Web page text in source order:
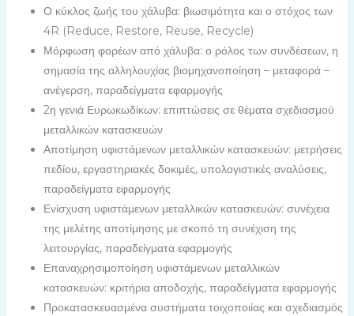
Ο κύκλος ζωής του χάλυβα: βιωσιμότητα και ο στόχος των
4R (Reduce, Restore, Reuse, Recycle)
Μόρφωση φορέων από χάλυβα: ο ρόλος των συνδέσεων, η
σημασία της αλληλουχίας βιομηχανοποίηση – μεταφορά –
ανέγερση, παραδείγματα εφαρμογής
2η γενιά Ευρωκωδίκων: επιπτώσεις σε θέματα σχεδιασμού
μεταλλικών κατασκευών
Αποτίμηση υφιστάμενων μεταλλικών κατασκευών: μετρήσεις
πεδίου, εργαστηριακές δοκιμές, υπολογιστικές αναλύσεις,
παραδείγματα εφαρμογής
Ενίσχυση υφιστάμενων μεταλλικών κατασκευών: συνέχεια
της μελέτης αποτίμησης με σκοπό τη συνέχιση της
λειτουργίας, παραδείγματα εφαρμογής
Επαναχρησιμοποίηση υφιστάμενων μεταλλικών
κατασκευών: κριτήρια αποδοχής, παραδείγματα εφαρμογής
Προκατασκευασμένα συστήματα τοιχοποιίας και σχεδιασμός